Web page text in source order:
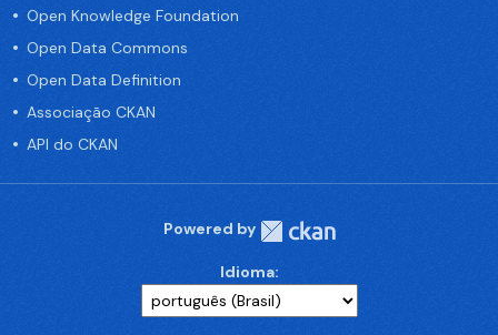
Open Knowledge Foundation
Open Data Commons
Open Data Definition
Associação CKAN
API do CKAN
Powered by
Idioma